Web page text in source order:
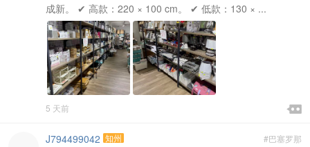
成新。 ✔ 高款：220 × 100 cm。 ✔ 低款：130 × ...

5 天前 
#巴塞罗那
J794499042 知州